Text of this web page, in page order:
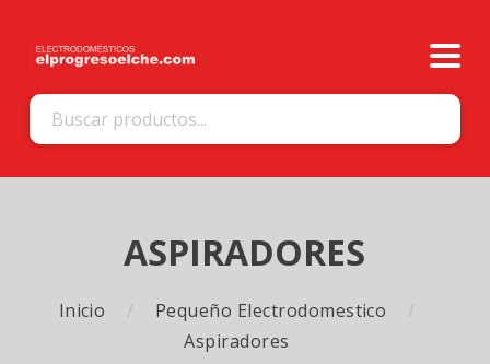
ASPIRADORES
Inicio
Pequeño Electrodomestico
Aspiradores